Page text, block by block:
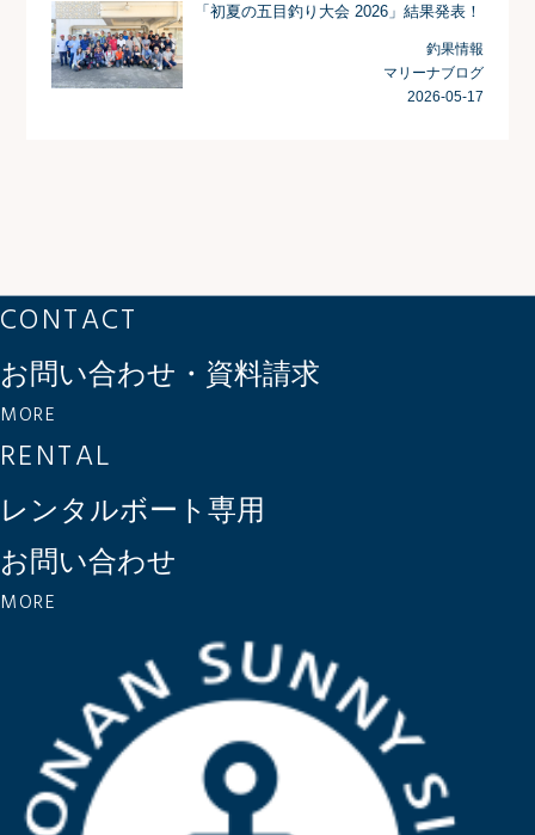
「初夏の五目釣り大会 2026」結果発表！
釣果情報
マリーナブログ
2026-05-17
CONTACT
お問い合わせ・資料請求
MORE
RENTAL
レンタルボート専用
お問い合わせ
MORE